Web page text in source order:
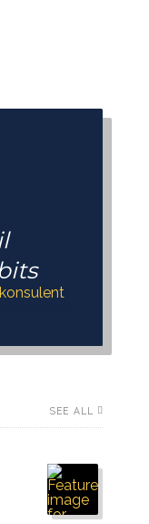
SEE ALL